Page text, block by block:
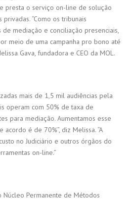
presta o serviço on-line de solução
“Como os tribunais
de mediação e conciliação presenciais,
meio de uma campanha pro bono até
Gava, fundadora e CEO da MOL.
mais de 1,5 mil audiências pela
operam com 50% de taxa de
para mediação. Aumentamos esse
é de 70%”, diz Melissa. “A
no Judiciário e outros órgãos do
on-line.”
Permanente de Métodos